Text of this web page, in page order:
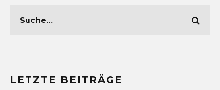
LETZTE BEITRÄGE